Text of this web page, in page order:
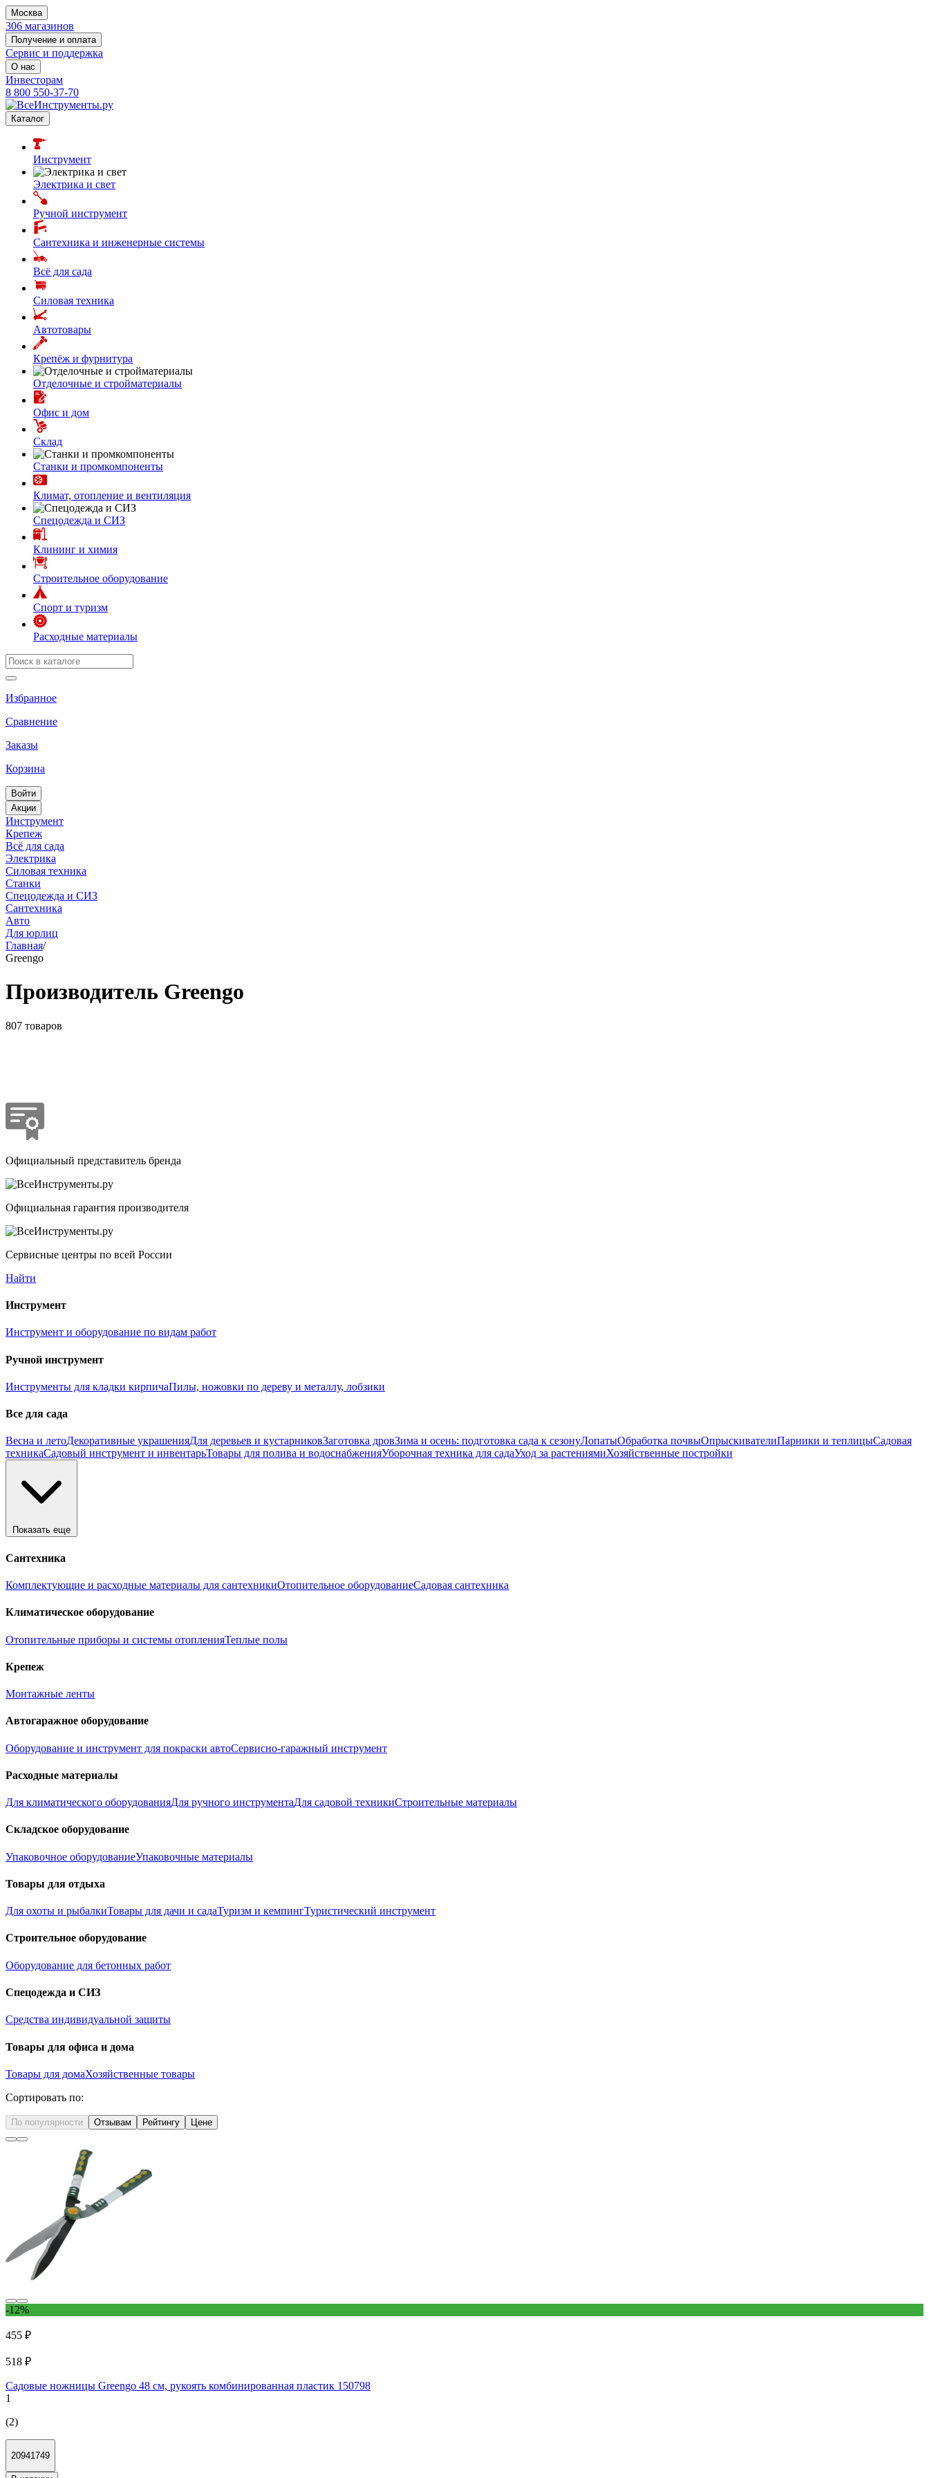
Москва
306 магазинов
Получение и оплата
Сервис и поддержка
О нас
Инвесторам
8 800 550-37-70
Каталог
Инструмент
Электрика и свет
Ручной инструмент
Сантехника и инженерные системы
Всё для сада
Силовая техника
Автотовары
Крепёж и фурнитура
Отделочные и стройматериалы
Офис и дом
Склад
Станки и промкомпоненты
Климат, отопление и вентиляция
Спецодежда и СИЗ
Клининг и химия
Строительное оборудование
Спорт и туризм
Расходные материалы
Избранное
Сравнение
Заказы
Корзина
Войти
Акции
Инструмент
Крепеж
Всё для сада
Электрика
Силовая техника
Станки
Спецодежда и СИЗ
Сантехника
Авто
Для юрлиц
Главная/
Greengo
Производитель Greengo
807 товаров
Официальный представитель бренда
Официальная гарантия производителя
Сервисные центры по всей России
Найти
Инструмент
Инструмент и оборудование по видам работ
Ручной инструмент
Инструменты для кладки кирпичаПилы, ножовки по дереву и металлу, лобзики
Все для сада
Весна и летоДекоративные украшенияДля деревьев и кустарниковЗаготовка дровЗима и осень: подготовка сада к сезонуЛопатыОбработка почвыОпрыскивателиПарники и теплицыСадовая
техникаСадовый инструмент и инвентарьТовары для полива и водоснабженияУборочная техника для садаУход за растениямиХозяйственные постройки
Показать еще
Сантехника
Комплектующие и расходные материалы для сантехникиОтопительное оборудованиеСадовая сантехника
Климатическое оборудование
Отопительные приборы и системы отопленияТеплые полы
Крепеж
Монтажные ленты
Автогаражное оборудование
Оборудование и инструмент для покраски автоСервисно-гаражный инструмент
Расходные материалы
Для климатического оборудованияДля ручного инструментаДля садовой техникиСтроительные материалы
Складское оборудование
Упаковочное оборудованиеУпаковочные материалы
Товары для отдыха
Для охоты и рыбалкиТовары для дачи и садаТуризм и кемпингТуристический инструмент
Строительное оборудование
Оборудование для бетонных работ
Спецодежда и СИЗ
Средства индивидуальной защиты
Товары для офиса и дома
Товары для домаХозяйственные товары
Сортировать по:
По популярности Отзывам Рейтингу Цене
-12%
455 ₽
518 ₽
Садовые ножницы Greengo 48 см, рукоять комбинированная пластик 150798
1
(2)
20941749